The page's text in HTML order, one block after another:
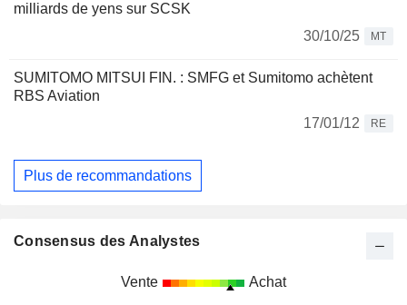
milliards de yens sur SCSK
30/10/25
MT
SUMITOMO MITSUI FIN. : SMFG et Sumitomo achètent
RBS Aviation
17/01/12
RE
Plus de recommandations
Consensus des Analystes
Vente Achat